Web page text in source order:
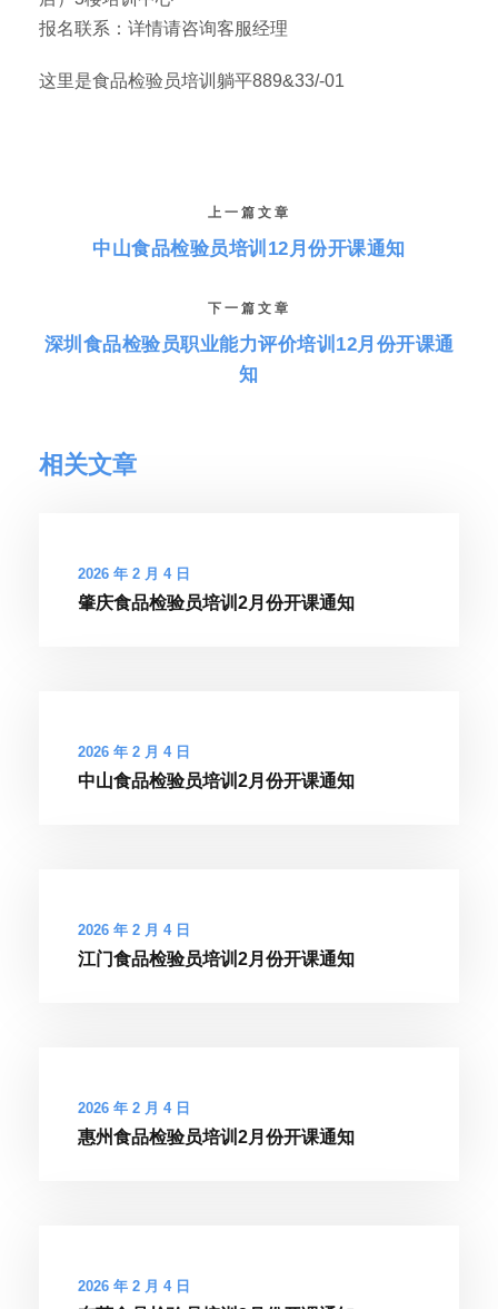
报名联系：详情请咨询客服经理
这里是食品检验员培训躺平889&33/-01
上一篇文章
中山食品检验员培训12月份开课通知
下一篇文章
深圳食品检验员职业能力评价培训12月份开课通
知
相关文章
2026 年 2 月 4 日
肇庆食品检验员培训2月份开课通知
2026 年 2 月 4 日
中山食品检验员培训2月份开课通知
2026 年 2 月 4 日
江门食品检验员培训2月份开课通知
2026 年 2 月 4 日
惠州食品检验员培训2月份开课通知
2026 年 2 月 4 日